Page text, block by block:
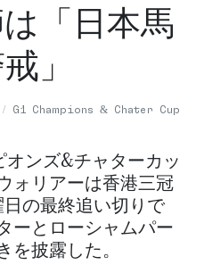
「日本馬
」
G1 Champions & Chater Cup
オンズ&チャターカッ
ォリアーは香港三冠
の最終追い切りで
ーとローシャムパー
を披露した。